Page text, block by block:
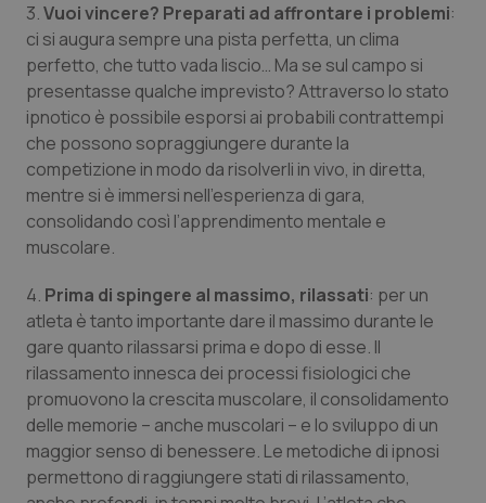
Veneto
Oncoematologia
Oncologia & Nutrizione
Psoriasi & pelle
Quotidiano Cardiologia
Quotidiano Oncologia
Quotidiano Pediatria
Rene & patologie urogenitali
Salute orale & impianti
3.Vuoi vincere? Preparati ad affrontare i problemi:
ci si augura sempre una pista perfetta, un clima
perfetto, che tutto vada liscio… Ma se sul campo si
presentasse qualche imprevisto? Attraverso lo stato
ipnotico è possibile esporsi ai probabili contrattempi
che possono sopraggiungere durante la
competizione in modo da risolverli in vivo, in diretta,
mentre si è immersi nell’esperienza di gara,
consolidando così l’apprendimento mentale e
muscolare.
4. Prima di spingere al massimo, rilassati: per un
atleta è tanto importante dare il massimo durante le
gare quanto rilassarsi prima e dopo di esse. Il
rilassamento innesca dei processi fisiologici che
promuovono la crescita muscolare, il consolidamento
delle memorie – anche muscolari – e lo sviluppo di un
maggior senso di benessere. Le metodiche di ipnosi
permettono di raggiungere stati di rilassamento,